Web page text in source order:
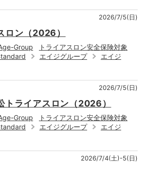
2026/7/5(日)
ロン（2026）
Group
トライアスロン安全保険対象
エイジグループ
エイジ
2026/7/5(日)
トライアスロン（2026）
Group
トライアスロン安全保険対象
エイジグループ
エイジ
2026/7/4(土)-5(日)